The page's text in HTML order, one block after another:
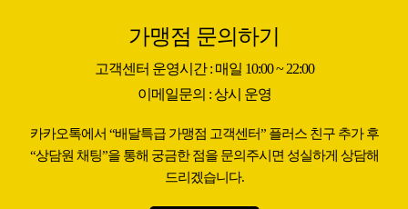
가맹점 문의하기
고객센터 운영시간 : 매일 10:00 ~ 22:00
이메일문의 : 상시 운영
카카오톡에서 “배달특급 가맹점 고객센터” 플러스 친구 추가 후
“상담원 채팅”을 통해 궁금한 점을 문의주시면 성실하게 상담해
드리겠습니다.